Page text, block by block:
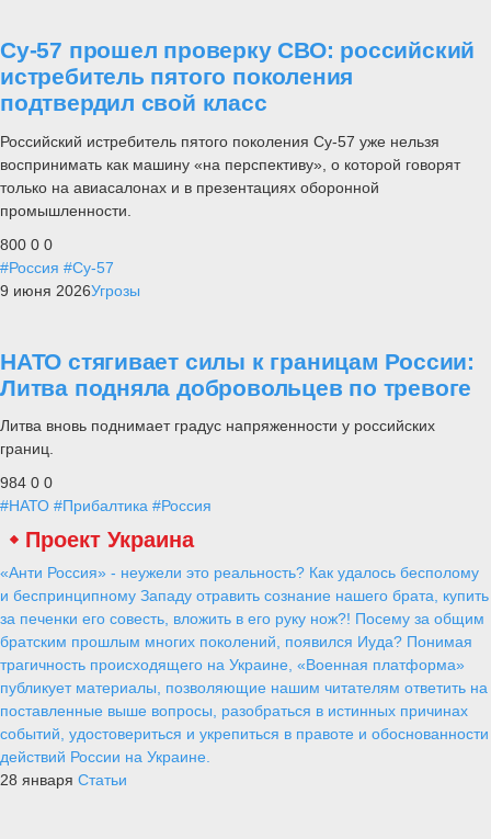
Су-57 прошел проверку СВО: российский
истребитель пятого поколения
подтвердил свой класс
Российский истребитель пятого поколения Су-57 уже нельзя
воспринимать как машину «на перспективу», о которой говорят
только на авиасалонах и в презентациях оборонной
промышленности.
800 0 0
#Россия #Су-57
9 июня 2026Угрозы
НАТО стягивает силы к границам России:
Литва подняла добровольцев по тревоге
Литва вновь поднимает градус напряженности у российских
границ.
984 0 0
#НАТО #Прибалтика #Россия
Проект Украина
«Анти Россия» - неужели это реальность? Как удалось бесполому
и беспринципному Западу отравить сознание нашего брата, купить
за печенки его совесть, вложить в его руку нож?! Посему за общим
братским прошлым многих поколений, появился Иуда? Понимая
трагичность происходящего на Украине, «Военная платформа»
публикует материалы, позволяющие нашим читателям ответить на
поставленные выше вопросы, разобраться в истинных причинах
событий, удостовериться и укрепиться в правоте и обоснованности
действий России на Украине.
28 января Статьи